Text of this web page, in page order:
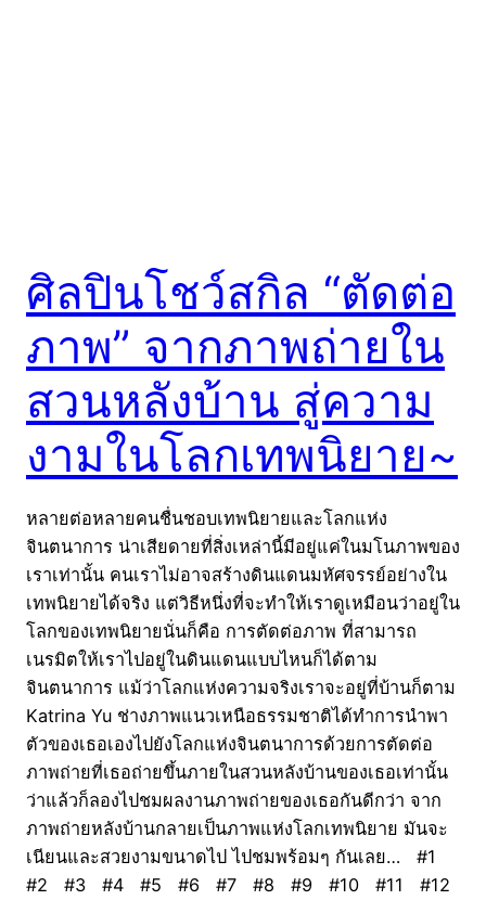
ศิลปินโชว์สกิล “ตัดต่อ
ภาพ” จากภาพถ่ายใน
สวนหลังบ้าน สู่ความ
งามในโลกเทพนิยาย~
หลายต่อหลายคนชื่นชอบเทพนิยายและโลกแห่ง
จินตนาการ น่าเสียดายที่สิ่งเหล่านี้มีอยู่แค่ในมโนภาพของ
เราเท่านั้น คนเราไม่อาจสร้างดินแดนมหัศจรรย์อย่างใน
เทพนิยายได้จริง แต่วิธีหนึ่งที่จะทำให้เราดูเหมือนว่าอยู่ใน
โลกของเทพนิยายนั่นก็คือ การตัดต่อภาพ ที่สามารถ
เนรมิตให้เราไปอยู่ในดินแดนแบบไหนก็ได้ตาม
จินตนาการ แม้ว่าโลกแห่งความจริงเราจะอยู่ที่บ้านก็ตาม
Katrina Yu ช่างภาพแนวเหนือธรรมชาติได้ทำการนำพา
ตัวของเธอเองไปยังโลกแห่งจินตนาการด้วยการตัดต่อ
ภาพถ่ายที่เธอถ่ายขึ้นภายในสวนหลังบ้านของเธอเท่านั้น
ว่าแล้วก็ลองไปชมผลงานภาพถ่ายของเธอกันดีกว่า จาก
ภาพถ่ายหลังบ้านกลายเป็นภาพแห่งโลกเทพนิยาย มันจะ
เนียนและสวยงามขนาดไป ไปชมพร้อมๆ กันเลย… #1
#2 #3 #4 #5 #6 #7 #8 #9 #10 #11 #12